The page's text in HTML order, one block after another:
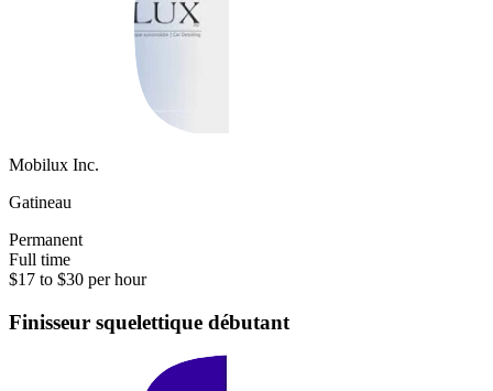
Mobilux Inc.
Gatineau
Permanent
Full time
$17 to $30 per hour
Finisseur squelettique débutant